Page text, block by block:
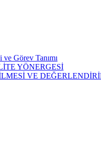
Görev Tanımı
YÖNERGESİ
VE